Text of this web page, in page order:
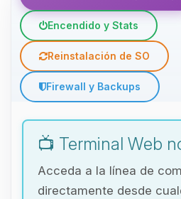
Encendido y Stats
Reinstalación de SO
Firewall y Backups
📺 Terminal Web
Acceda a la línea de
directamente desde